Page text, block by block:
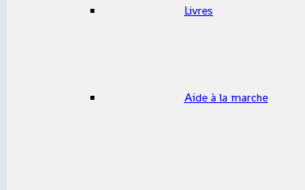
Livres
Aide à la marche